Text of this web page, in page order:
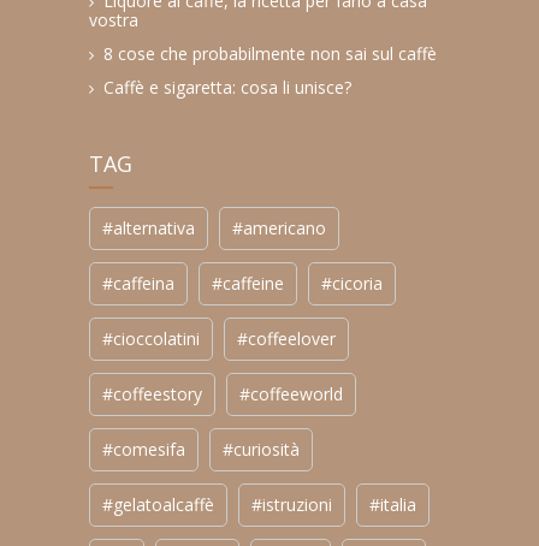
vostra
8 cose che probabilmente non sai sul caffè
Caffè e sigaretta: cosa li unisce?
TAG
#alternativa #americano
#caffeina #caffeine #cicoria
#cioccolatini #coffeelover
#coffeestory #coffeeworld
#comesifa #curiosità
#gelatoalcaffè #istruzioni #italia